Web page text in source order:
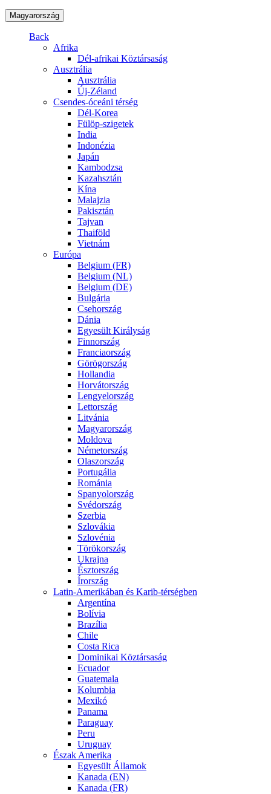
Magyarország
Back
Afrika
Dél-afrikai Köztársaság
Ausztrália
Ausztrália
Új-Zéland
Csendes-óceáni térség
Dél-Korea
Fülöp-szigetek
India
Indonézia
Japán
Kambodzsa
Kazahsztán
Kína
Malajzia
Pakisztán
Tajvan
Thaiföld
Vietnám
Európa
Belgium (FR)
Belgium (NL)
Belgium (DE)
Bulgária
Csehország
Dánia
Egyesült Királyság
Finnország
Franciaország
Görögország
Hollandia
Horvátország
Lengyelország
Lettország
Litvánia
Magyarország
Moldova
Németország
Olaszország
Portugália
Románia
Spanyolország
Svédország
Szerbia
Szlovákia
Szlovénia
Törökország
Ukrajna
Észtország
Írország
Latin-Amerikában és Karib-térségben
Argentína
Bolívia
Brazília
Chile
Costa Rica
Dominikai Köztársaság
Ecuador
Guatemala
Kolumbia
Mexikó
Panama
Paraguay
Peru
Uruguay
Észak Amerika
Egyesült Államok
Kanada (EN)
Kanada (FR)